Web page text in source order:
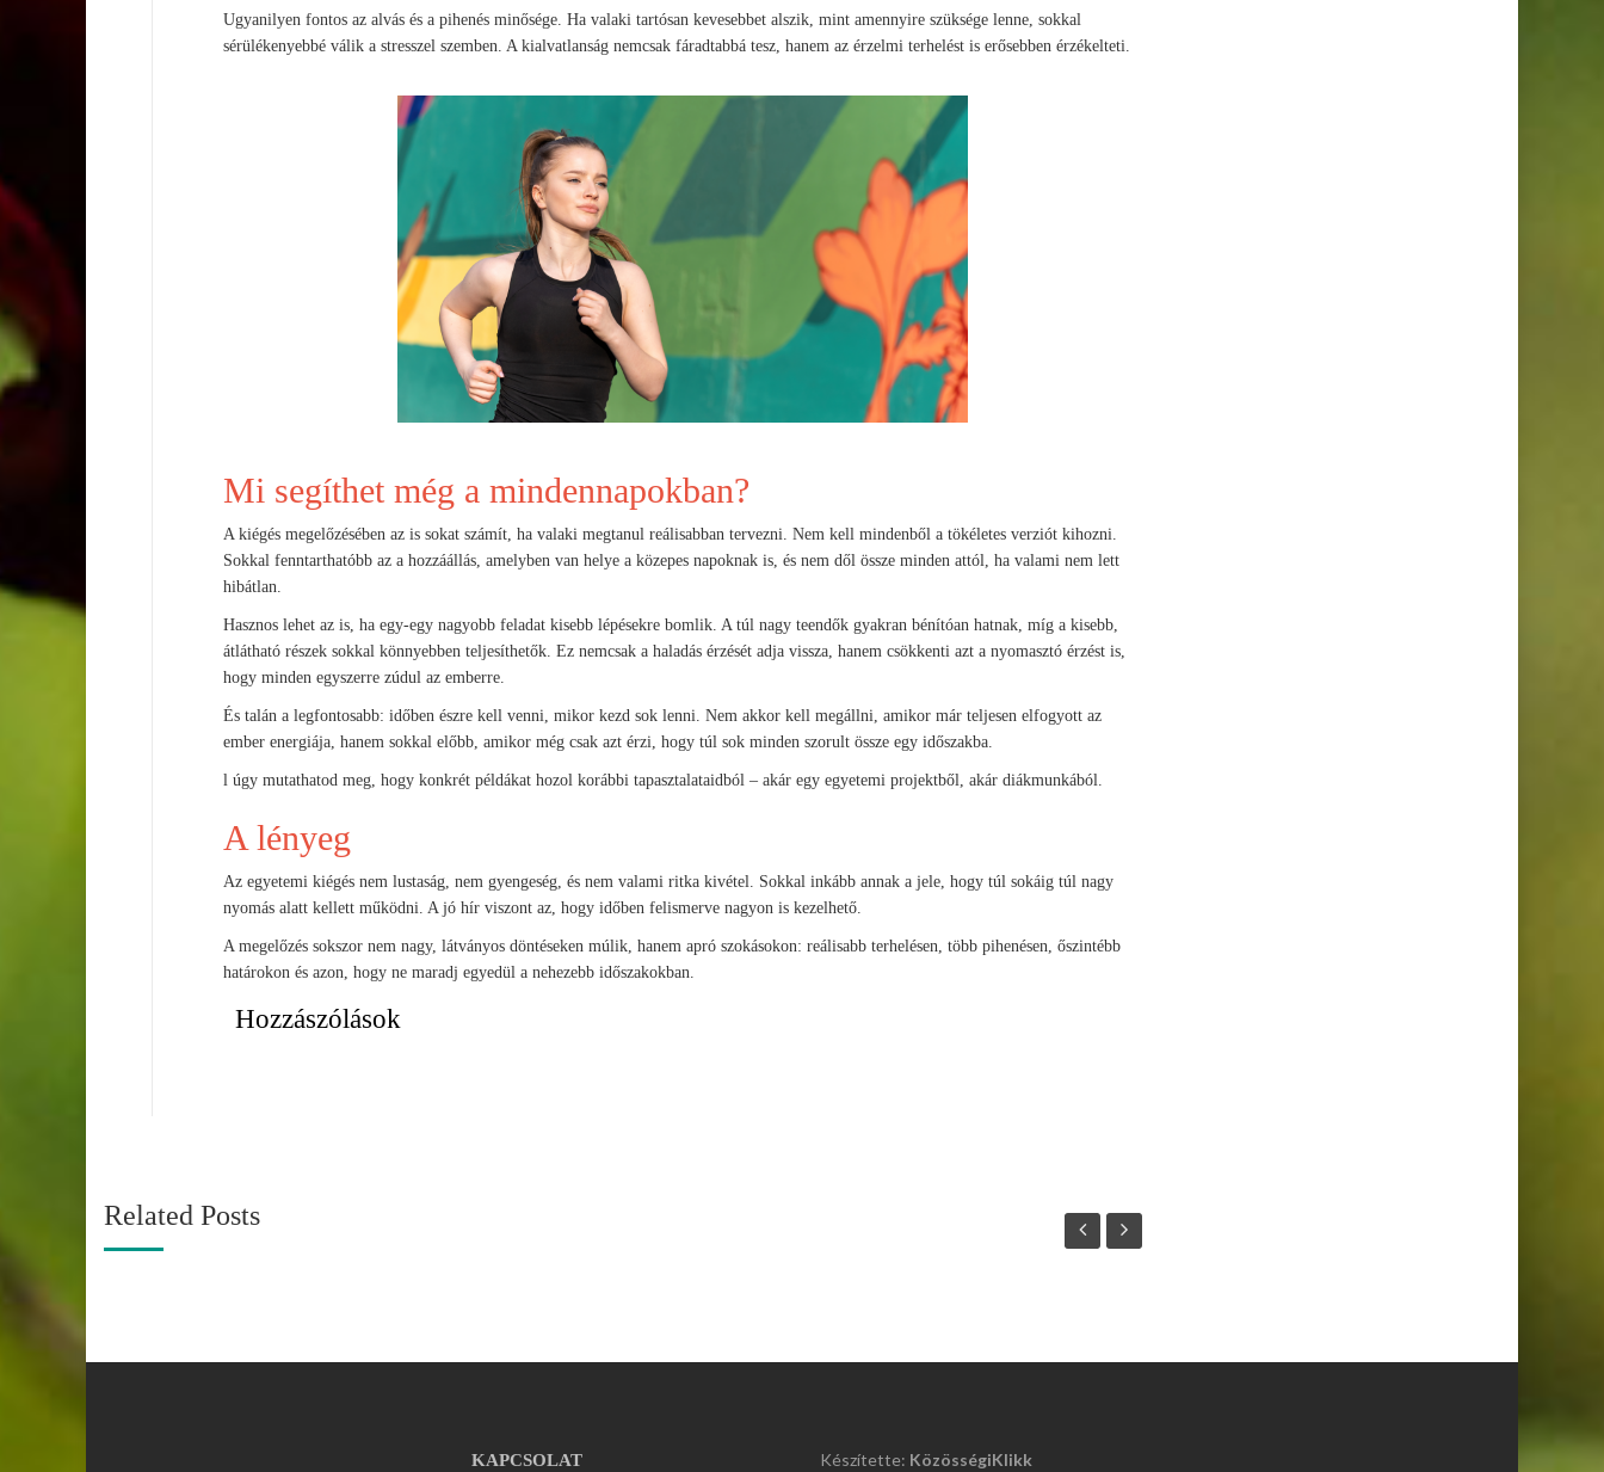
Ugyanilyen fontos az alvás és a pihenés minősége. Ha valaki tartósan kevesebbet alszik, mint amennyire szüksége lenne, sokkal
sérülékenyebbé válik a stresszel szemben. A kialvatlanság nemcsak fáradtabbá tesz, hanem az érzelmi terhelést is erősebben érzékelteti.
Mi segíthet még a mindennapokban?
A kiégés megelőzésében az is sokat számít, ha valaki megtanul reálisabban tervezni. Nem kell mindenből a tökéletes verziót kihozni.
Sokkal fenntarthatóbb az a hozzáállás, amelyben van helye a közepes napoknak is, és nem dől össze minden attól, ha valami nem lett
hibátlan.
Hasznos lehet az is, ha egy-egy nagyobb feladat kisebb lépésekre bomlik. A túl nagy teendők gyakran bénítóan hatnak, míg a kisebb,
átlátható részek sokkal könnyebben teljesíthetők. Ez nemcsak a haladás érzését adja vissza, hanem csökkenti azt a nyomasztó érzést is,
hogy minden egyszerre zúdul az emberre.
És talán a legfontosabb: időben észre kell venni, mikor kezd sok lenni. Nem akkor kell megállni, amikor már teljesen elfogyott az
ember energiája, hanem sokkal előbb, amikor még csak azt érzi, hogy túl sok minden szorult össze egy időszakba.
l úgy mutathatod meg, hogy konkrét példákat hozol korábbi tapasztalataidból – akár egy egyetemi projektből, akár diákmunkából.
A lényeg
Az egyetemi kiégés nem lustaság, nem gyengeség, és nem valami ritka kivétel. Sokkal inkább annak a jele, hogy túl sokáig túl nagy
nyomás alatt kellett működni. A jó hír viszont az, hogy időben felismerve nagyon is kezelhető.
A megelőzés sokszor nem nagy, látványos döntéseken múlik, hanem apró szokásokon: reálisabb terhelésen, több pihenésen, őszintébb
határokon és azon, hogy ne maradj egyedül a nehezebb időszakokban.
Hozzászólások
Related Posts
KAPCSOLAT Készítette: KözösségiKlikk